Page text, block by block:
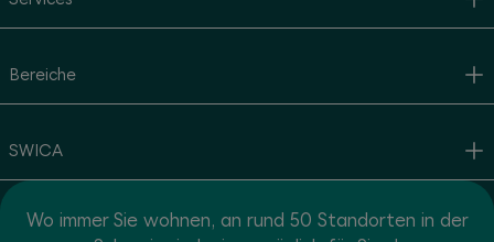
Bereiche
SWICA
Wo immer Sie wohnen, an rund 50 Standorten in der